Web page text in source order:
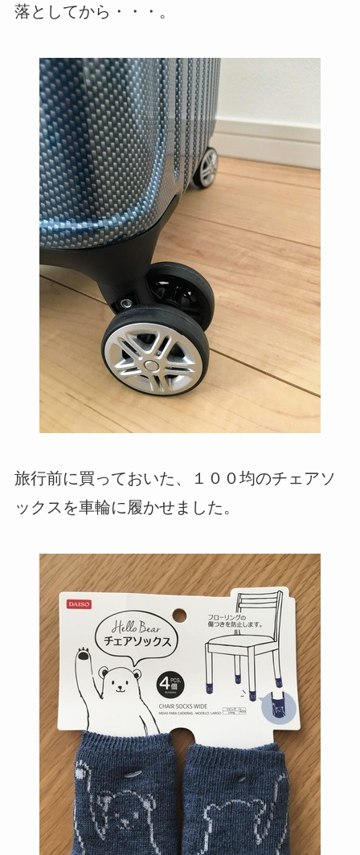
落としてから・・・。
旅行前に買っておいた、１００均のチェアソ
ックスを車輪に履かせました。